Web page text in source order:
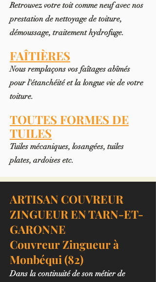
Retrouvez votre toit comme neuf avec nos
prestation de nettoyage de toiture,
démoussage, traitement hydrofuge.
FAÎTIÈRES
Nous remplaçons vos faîtages abîmés
pour l'étanchéité et la longue vie de votre
toiture.
TOUTES FORMES DE
TUILES
Tuiles mécaniques, losangées, tuiles
plates, ardoises etc.
ARTISAN COUVREUR
ZINGUEUR EN TARN-ET-
GARONNE
Couvreur Zingueur à
Monbéqui (82)
Dans la continuité de son métier de